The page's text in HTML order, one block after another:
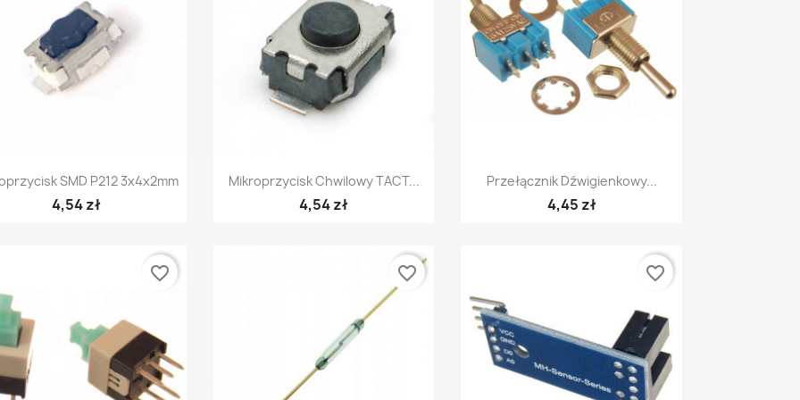
Szybki podgląd
SMD P212 3x4x2mm
4,54 zł
Szybki podgląd
Mikroprzycisk Chwilowy TACT...
4,54 zł
Szybki podgląd
Przełącznik Dźwigienkowy...
4,45 zł
favorite_border favorite_border favorite_border